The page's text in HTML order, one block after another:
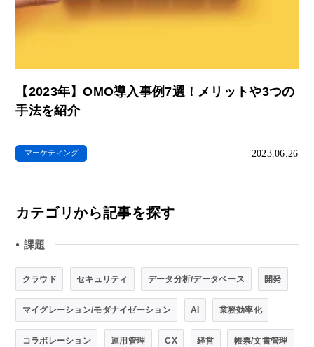
【2023年】OMO導入事例7選！メリットや3つの
手法を紹介
マーケティング 2023.06.26
カテゴリから記事を探す
● 課題
クラウド セキュリティ データ分析/データベース 開発
マイグレーション/モダナイゼーション AI 業務効率化
コラボレーション 運用管理 CX 経営 帳票/文書管理